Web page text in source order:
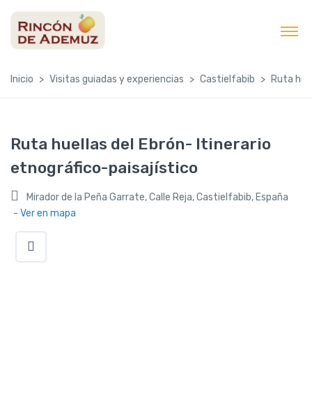
Inicio Visitas guiadas y experiencias Castielfabib Ruta
Ruta huellas del Ebrón- Itinerario
etnográfico-paisajístico
Mirador de la Peña Garrate, Calle Reja, Castielfabib, España
- Ver en mapa